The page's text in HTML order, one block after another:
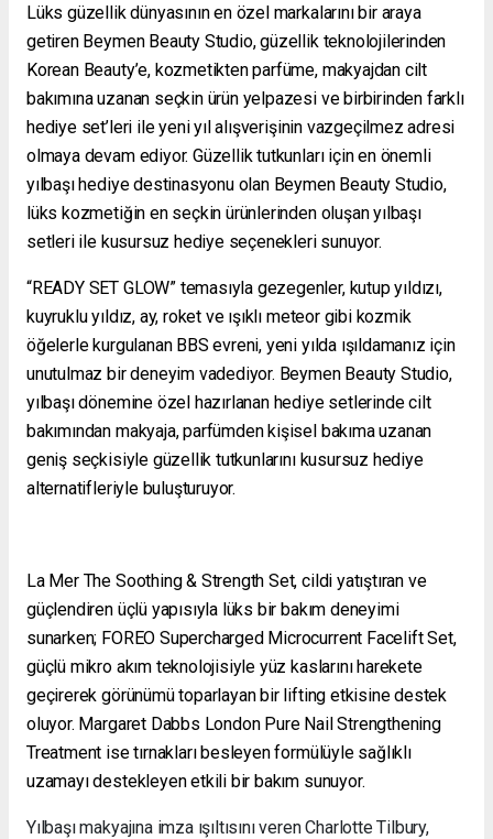
Lüks güzellik dünyasının en özel markalarını bir araya
getiren Beymen Beauty Studio, güzellik teknolojilerinden
Korean Beauty’e, kozmetikten parfüme, makyajdan cilt
bakımına uzanan seçkin ürün yelpazesi ve birbirinden farklı
hediye set’leri ile yeni yıl alışverişinin vazgeçilmez adresi
olmaya devam ediyor. Güzellik tutkunları için en önemli
yılbaşı hediye destinasyonu olan Beymen Beauty Studio,
lüks kozmetiğin en seçkin ürünlerinden oluşan yılbaşı
setleri ile kusursuz hediye seçenekleri sunuyor.
“READY SET GLOW” temasıyla gezegenler, kutup yıldızı,
kuyruklu yıldız, ay, roket ve ışıklı meteor gibi kozmik
öğelerle kurgulanan BBS evreni, yeni yılda ışıldamanız için
unutulmaz bir deneyim vadediyor. Beymen Beauty Studio,
yılbaşı dönemine özel hazırlanan hediye setlerinde cilt
bakımından makyaja, parfümden kişisel bakıma uzanan
geniş seçkisiyle güzellik tutkunlarını kusursuz hediye
alternatifleriyle buluşturuyor.
La Mer The Soothing & Strength Set, cildi yatıştıran ve
güçlendiren üçlü yapısıyla lüks bir bakım deneyimi
sunarken; FOREO Supercharged Microcurrent Facelift Set,
güçlü mikro akım teknolojisiyle yüz kaslarını harekete
geçirerek görünümü toparlayan bir lifting etkisine destek
oluyor. Margaret Dabbs London Pure Nail Strengthening
Treatment ise tırnakları besleyen formülüyle sağlıklı
uzamayı destekleyen etkili bir bakım sunuyor.
Yılbaşı makyajına imza ışıltısını veren Charlotte Tilbury,